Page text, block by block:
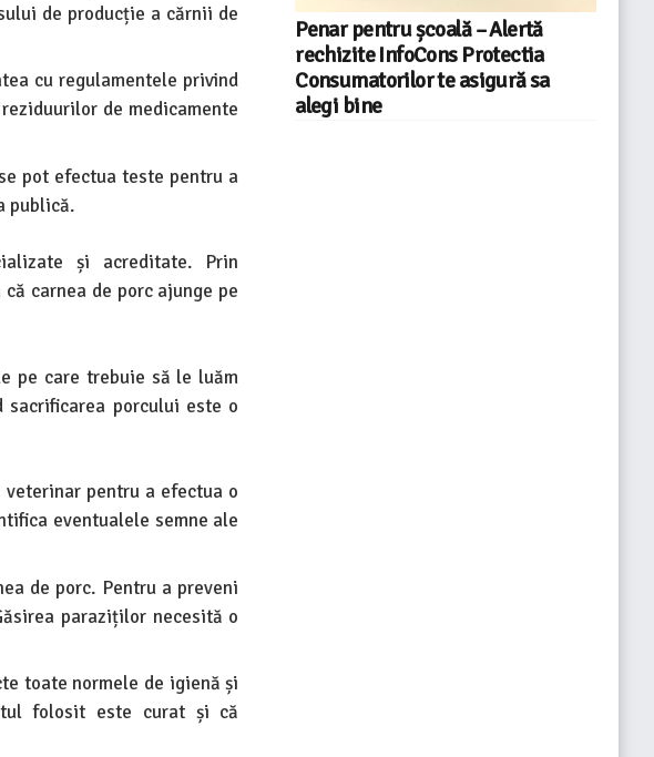
de producție a cărnii de
cu regulamentele privind
de medicamente
pot efectua teste pentru a
publică.
și acreditate. Prin
carnea de porc ajunge pe
pe care trebuie să le luăm
sacrificarea porcului este o
pentru a efectua o
eventualele semne ale
de porc. Pentru a preveni
paraziților necesită o
toate normele de igienă și
folosit este curat și că
Penar pentru școală – Alertă
rechizite InfoCons Protectia
Consumatorilor te asigură sa
alegi bine